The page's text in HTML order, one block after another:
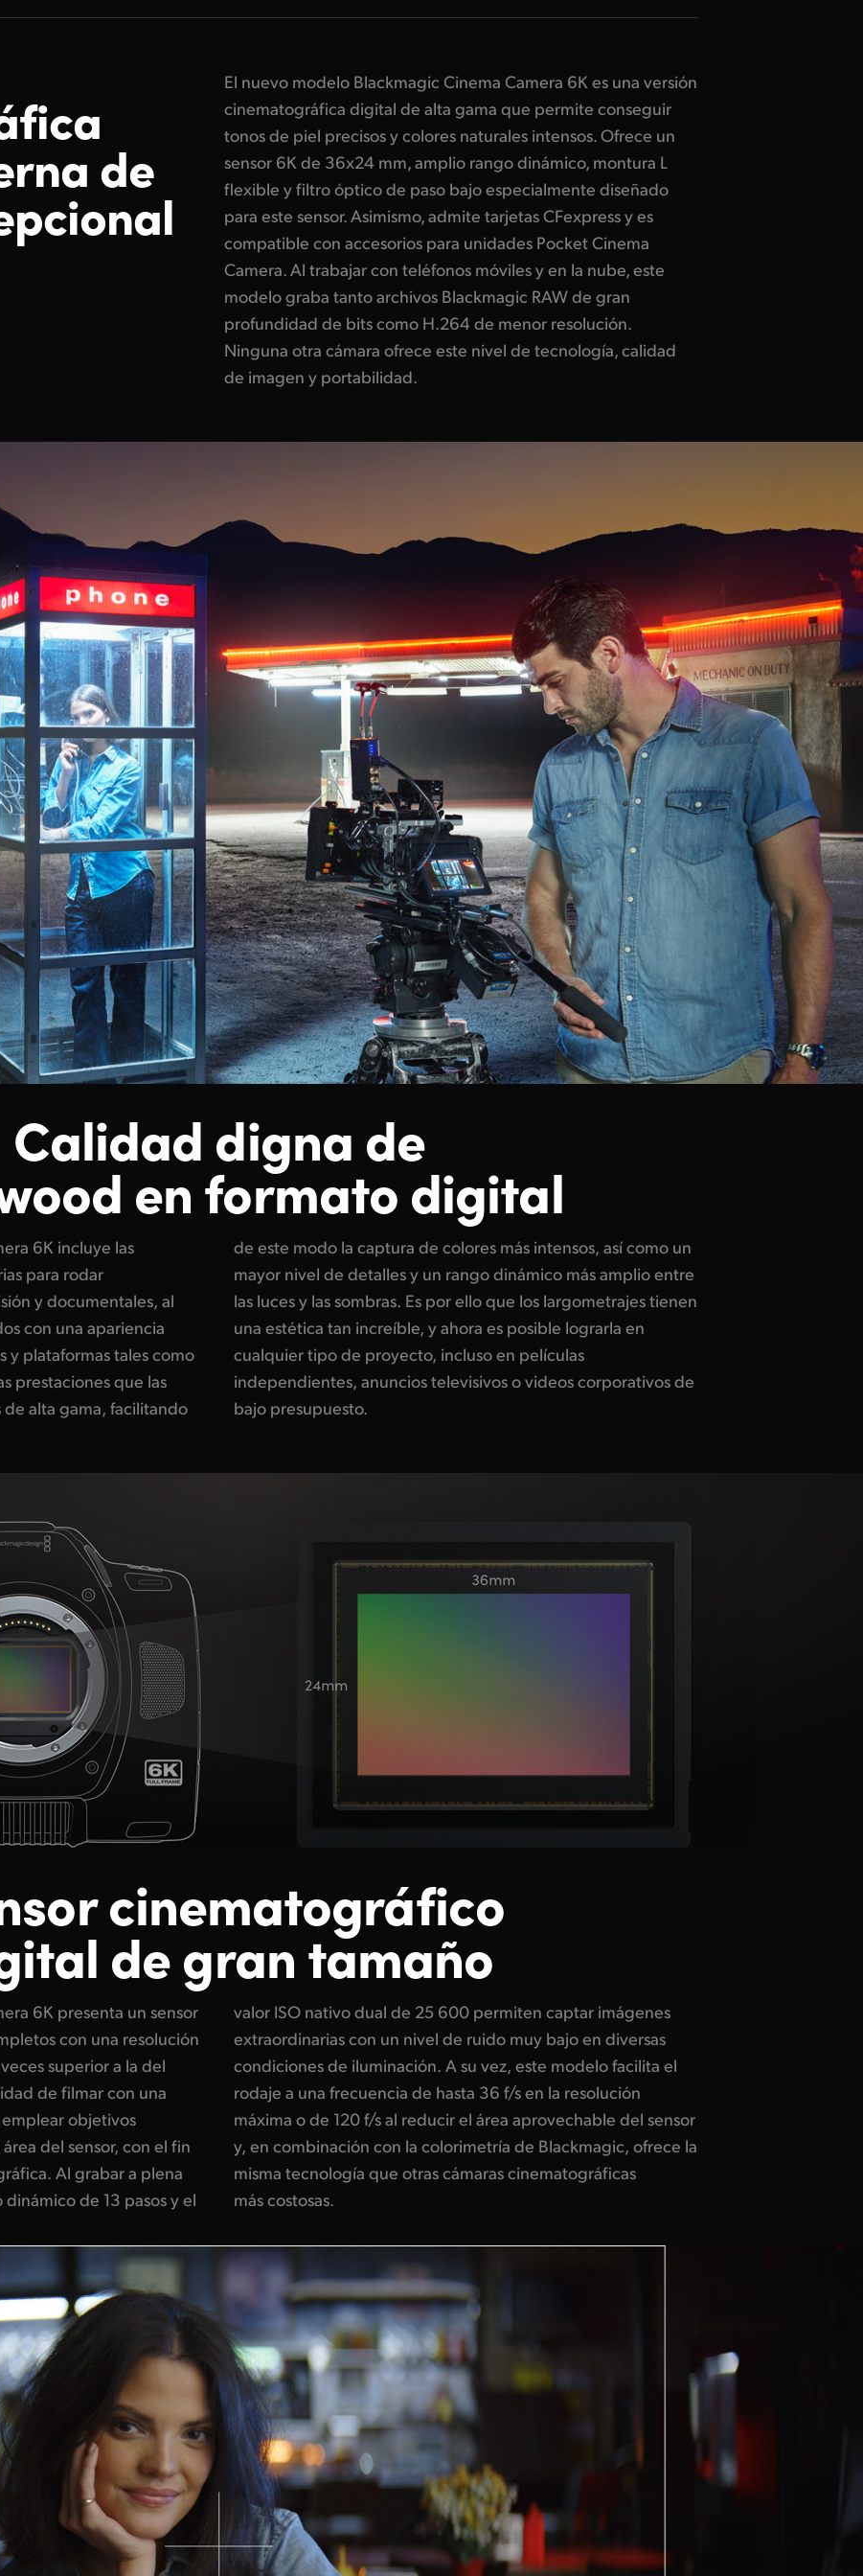
de
El nuevo modelo Blackmagic Cinema Camera 6K es una versión
cinematográfica digital de alta gama que permite conseguir
tonos de piel precisos y colores naturales intensos. Ofrece un
sensor 6K de 36x24 mm, amplio rango dinámico, montura L
flexible y filtro óptico de paso bajo especialmente diseñado
para este sensor. Asimismo, admite tarjetas CFexpress y es
compatible con accesorios para unidades Pocket Cinema
Camera. Al trabajar con teléfonos móviles y en la nube, este
modelo graba tanto archivos Blackmagic RAW de gran
profundidad de bits como H.264 de menor resolución.
Ninguna otra cámara ofrece este nivel de tecnología, calidad
de imagen y portabilidad.
Calidad digna de
en formato digital
6K incluye las
para rodar
y documentales, al
con una apariencia
y plataformas tales como
prestaciones que las
alta gama, facilitando
así como un
amplio entre
los largometrajes tienen
posible lograrla en
en películas
videos corporativos de
bajo presupuesto.
cinematográfico
de gran tamaño
6K presenta un sensor
con una resolución
superior a la del
de filmar con una
objetivos
del sensor, con el fin
Al grabar a plena
de 13 pasos y el
captar imágenes
muy bajo en diversas
este modelo facilita el
f/s en la resolución
del sensor
de Blackmagic, ofrece la
cinematográficas
más costosas.